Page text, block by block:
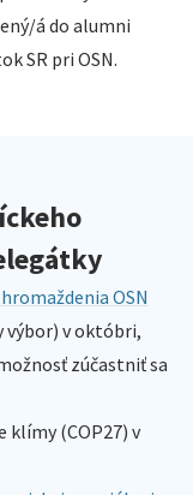
á do alumni
SR pri OSN.
OSN
výbor) v októbri,
zúčastniť sa
klímy (COP27) v